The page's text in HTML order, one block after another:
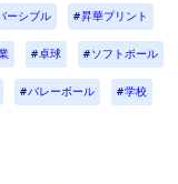
ーシブル 昇華プリント
卓球 ソフトボール
バレーボール 学校